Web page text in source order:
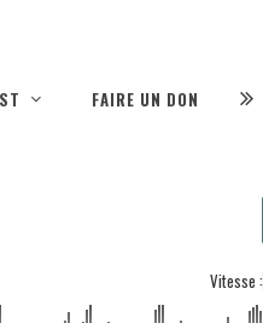
FAIRE UN DON
Vitesse :